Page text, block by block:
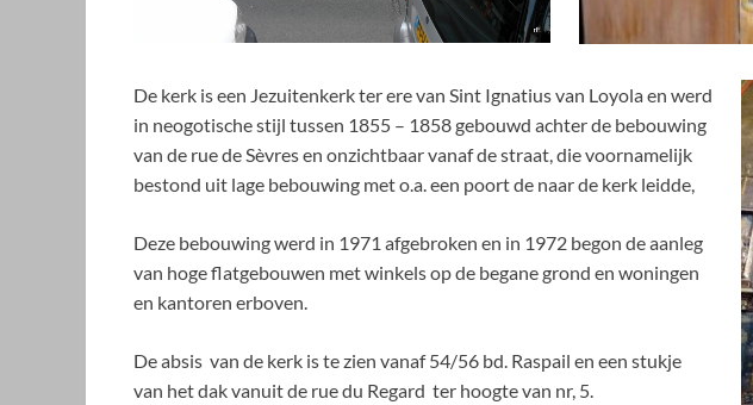
De kerk is een Jezuitenkerk ter ere van Sint Ignatius van Loyola en werd
in neogotische stijl tussen 1855 – 1858 gebouwd achter de bebouwing
van de rue de Sèvres en onzichtbaar vanaf de straat, die voornamelijk
bestond uit lage bebouwing met o.a. een poort de naar de kerk leidde,
Deze bebouwing werd in 1971 afgebroken en in 1972 begon de aanleg
van hoge flatgebouwen met winkels op de begane grond en woningen
en kantoren erboven.
De absis van de kerk is te zien vanaf 54/56 bd. Raspail en een stukje
van het dak vanuit de rue du Regard ter hoogte van nr, 5.